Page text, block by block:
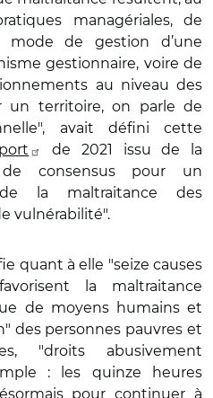
managériales, de
mode de gestion d’une
gestionnaire, voire de
au niveau des
un territoire, on parle de
avait défini cette
de 2021 issu de la
de consensus pour un
la maltraitance des
vulnérabilité".
quant à elle "seize causes
la maltraitance
de moyens humains et
des personnes pauvres et
"droits abusivement
: les quinze heures
pour continuer à